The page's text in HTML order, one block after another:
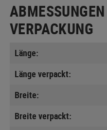
VERPACKUNG
Länge:
Länge verpackt:
Breite:
Breite verpackt: